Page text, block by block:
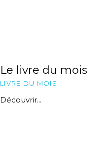
Le livre du mois
LIVRE DU MOIS
Découvrir...